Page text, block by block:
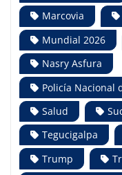
Marcovia
Mundial 2026
Nasry Asfura
Policía Nacional
Salud
Tegucigalpa
Trump